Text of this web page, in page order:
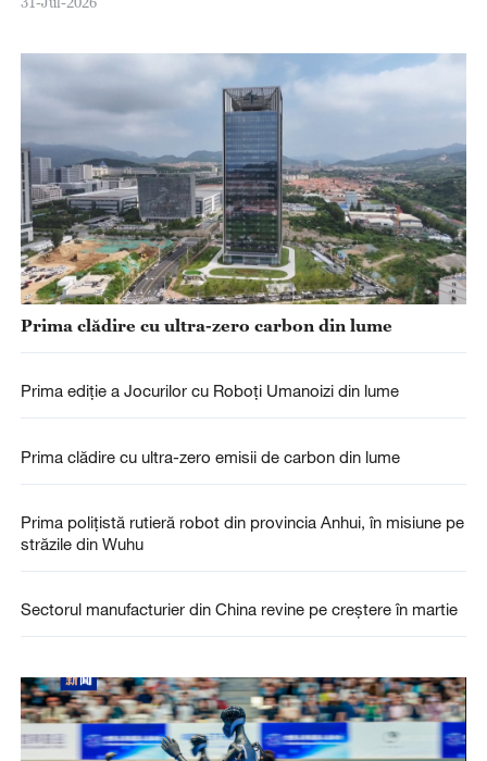
Prima clădire cu ultra-zero carbon din lume
Prima ediție a Jocurilor cu Roboți Umanoizi din lume
Prima clădire cu ultra-zero emisii de carbon din lume
Prima polițistă rutieră robot din provincia Anhui, în misiune pe
străzile din Wuhu
Sectorul manufacturier din China revine pe creștere în martie